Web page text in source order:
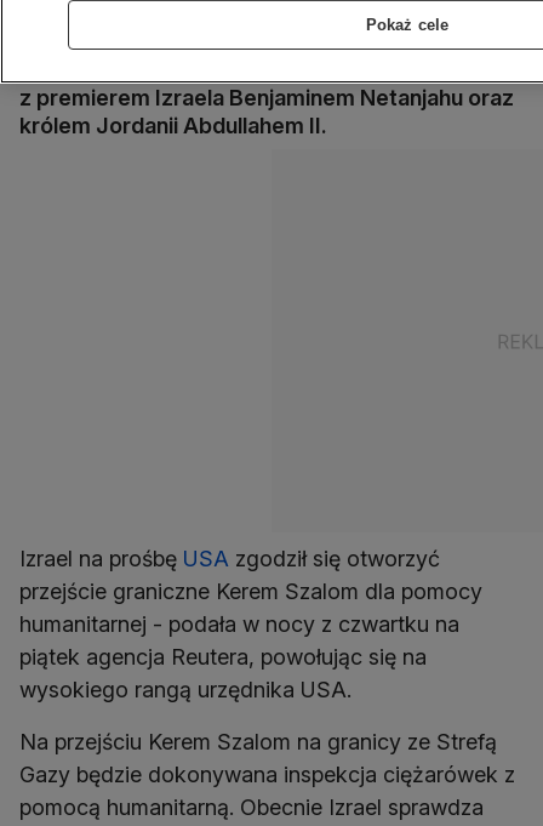
USA. W sprawie zwiększenia pomocy
humanitarnej apelował prezydent USA Joe
z premierem Izraela Benjaminem Netanjahu oraz
królem Jordanii Abdullahem II.
Izrael na prośbę USA zgodził się otworzyć
przejście graniczne Kerem Szalom dla pomocy
humanitarnej - podała w nocy z czwartku na
piątek agencja Reutera, powołując się na
wysokiego rangą urzędnika USA.
Na przejściu Kerem Szalom na granicy ze Strefą
Gazy będzie dokonywana inspekcja ciężarówek z
pomocą humanitarną. Obecnie Izrael sprawdza
Pokaż cele